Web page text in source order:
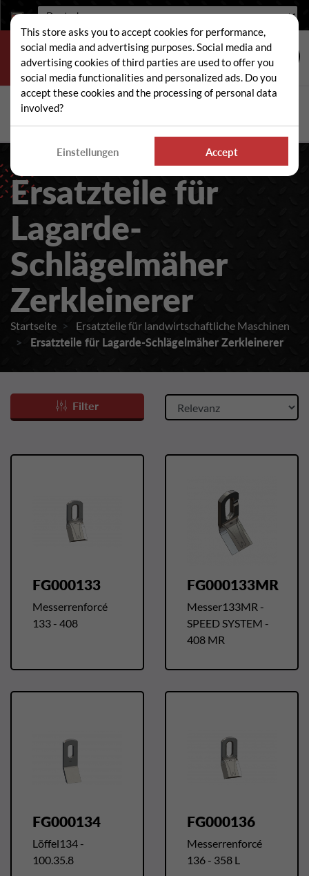
Sprache:
Suche
Ersatzteile für
Lagarde-
Schlägelmäher
Zerkleinerer
Startseite
Ersatzteile für landwirtschaftliche Maschinen
Ersatzteile für Lagarde-Schlägelmäher Zerkleinerer
Filter
FG000133
Messerrenforcé
133 - 408
FG000133MR
Messer133MR -
SPEED SYSTEM -
408 MR
FG000134
Löffel134 -
100.35.8
FG000136
Messerrenforcé
136 - 358 L
This store asks you to accept cookies for performance,
social media and advertising purposes. Social media and
advertising cookies of third parties are used to offer you
social media functionalities and personalized ads. Do you
accept these cookies and the processing of personal data
involved?
Einstellungen Accept